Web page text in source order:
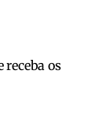
receba os